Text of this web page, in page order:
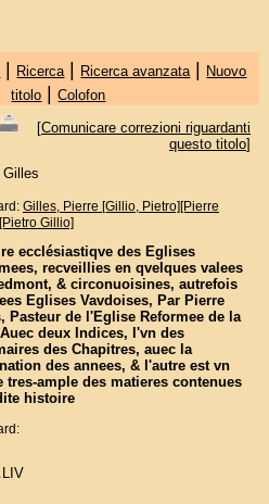
| Ricerca | Ricerca avanzata | Nuovo
titolo |Colofon
[Comunicare correzioni riguardanti
questo titolo]
Gilles
Gilles, Pierre [Gillio, Pietro][Pierre
Gillio]
ecclésiastiqve des Eglises
recveillies en qvelques valees
& circonuoisines, autrefois
Eglises Vavdoises, Par Pierre
Pasteur de l'Eglise Reformee de la
deux Indices, l'vn des
des Chapitres, auec la
des annees, & l'autre est vn
tres-ample des matieres contenues
histoire